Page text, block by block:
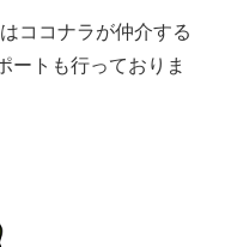
ココナラが仲介する
ートも行っておりま